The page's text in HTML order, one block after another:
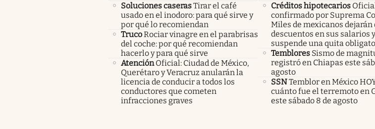
Soluciones caserasTirar el café
usado en el inodoro: para qué sirve y
por qué lo recomiendan
TrucoRociar vinagre en el parabrisas
del coche: por qué recomiendan
hacerlo y para qué sirve
Atención Oficial: Ciudad de México,
Querétaro y Veracruz anularán la
licencia de conducir a todos los
conductores que cometen
infracciones graves
Créditos hipotecarios
confirmado por Suprema
Miles de mexicanos dejarán
descuentos en sus salarios
suspende una quita
Temblores Sismo de
registró en Chiapas este
agosto
SSNTemblor en México
cuánto fue el terremoto en
este sábado 8 de agosto